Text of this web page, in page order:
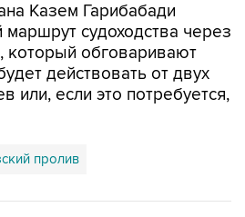
Казем Гарибабади
маршрут судоходства через
который обговаривают
действовать от двух
или, если это потребуется,
пролив